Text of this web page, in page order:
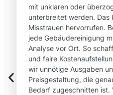
mit unklaren oder
unterbreitet werden. Das
Misstrauen hervorrufen.
jede Gebäudereinigung
Analyse vor Ort. So
und faire
wir unnötige Ausgaben
Preisgestaltung, die
Bedarf zugeschnitten ist.